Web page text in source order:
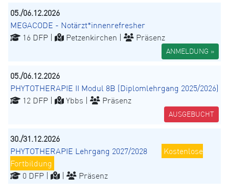
05./06.12.2026
MEGACODE - Notärzt*innenrefresher
16 DFP |
Petzenkirchen | Präsenz
ANMELDUNG »
05./06.12.2026
PHYTOTHERAPIE II Modul 8B (Diplomlehrgang 2025/2026)
12 DFP |
Ybbs | Präsenz
AUSGEBUCHT
30./31.12.2026
PHYTOTHERAPIE Lehrgang 2027/2028
Kostenlose
Fortbildung
0 DFP |
Präsenz